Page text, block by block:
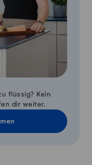
flüssig? Kein
dir weiter.